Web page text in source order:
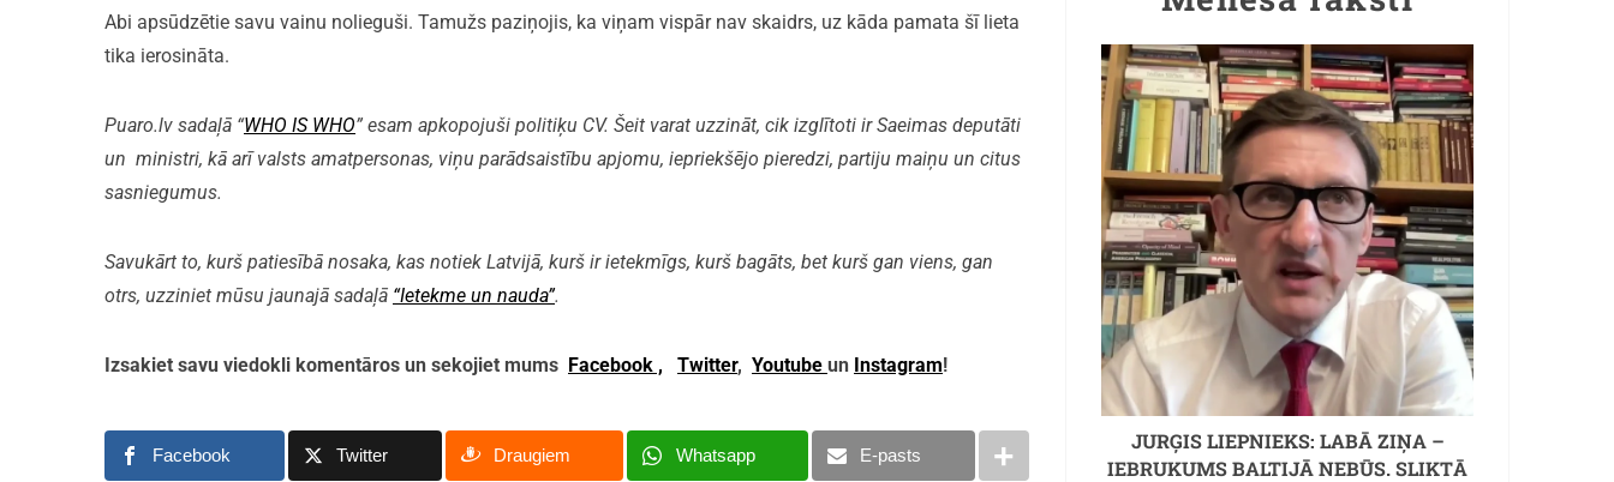
Abi apsūdzētie savu vainu nolieguši. Tamužs paziņojis, ka viņam vispār nav skaidrs, uz kāda pamata šī lieta
tika ierosināta.
Puaro.lv sadaļā “WHO IS WHO” esam apkopojuši politiķu CV. Šeit varat uzzināt, cik izglītoti ir Saeimas deputāti
un ministri, kā arī valsts amatpersonas, viņu parādsaistību apjomu, iepriekšējo pieredzi, partiju maiņu un citus
sasniegumus.
Savukārt to, kurš patiesībā nosaka, kas notiek Latvijā, kurš ir ietekmīgs, kurš bagāts, bet kurš gan viens, gan
otrs, uzziniet mūsu jaunajā sadaļā “Ietekme un nauda”.
Izsakiet savu viedokli komentāros un sekojiet mums Facebook , Twitter, Youtube un Instagram!
Facebook Twitter Draugiem Whatsapp E-pasts
JURĢIS LIEPNIEKS: LABĀ ZIŅA –
IEBRUKUMS BALTIJĀ NEBŪS. SLIKTĀ